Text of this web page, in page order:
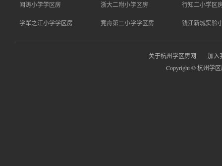
闻涛小学学区房 浙大二附小学区房 行知二小学区
学军之江小学学区房 竞舟第二小学学区房 钱江新城实验
关于杭州学区房网
加入
Copyright © 杭州学